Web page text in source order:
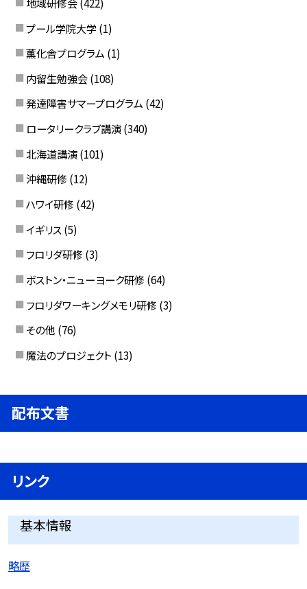
プール学院大学 (1)
薫化舎プログラム (1)
内留生勉強会 (108)
発達障害サマープログラム (42)
ロータリークラブ講演 (340)
北海道講演 (101)
沖縄研修 (12)
ハワイ研修 (42)
イギリス (5)
フロリダ研修 (3)
ボストン・ニューヨーク研修 (64)
フロリダワーキングメモリ研修 (3)
その他 (76)
魔法のプロジェクト (13)
配布文書
リンク
基本情報
略歴